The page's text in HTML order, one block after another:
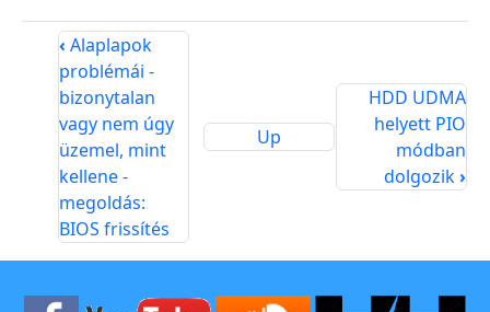
‹ Alaplapok
problémái -
bizonytalan
vagy nem úgy
üzemel, mint
kellene -
megoldás:
BIOS frissítés
Up
HDD UDMA
helyett PIO
módban
dolgozik›